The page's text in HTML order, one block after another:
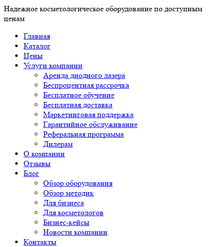
Надежное косметологическое оборудование по доступным
ценам
Главная
Каталог
Цены
Услуги компании
Аренда диодного лазера
Беспроцентная рассрочка
Бесплатное обучение
Бесплатная доставка
Маркетинговая поддержка
Гарантийное обслуживание
Реферальная программа
Дилерам
О компании
Отзывы
Блог
Обзор оборудования
Обзор методик
Для бизнеса
Для косметологов
Бизнес-кейсы
Новости компании
Контакты